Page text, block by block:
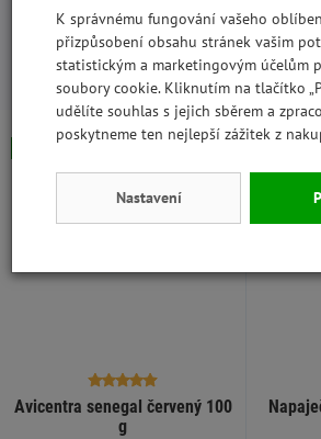
S tímto produktem lidé
Avicentra senegal červený 100
g
Skladem
K správnému fungování vašeho
přizpůsobení obsahu stránek vašim
statistickým a marketingovým účelům
soubory cookie. Kliknutím na tlačítko
udělíte souhlas s jejich sběrem a
poskytneme ten nejlepší zážitek z
Nastavení